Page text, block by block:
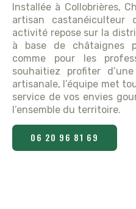
Installée à Collobrières,
artisan castanéiculteur
activité repose sur la
à base de châtaignes
comme pour les
souhaitiez profiter
artisanale, l’équipe met
service de vos envies
l’ensemble du territoire.
06 20 96 81 69